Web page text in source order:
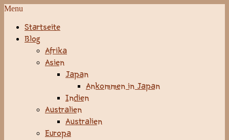
Menu
Startseite
Blog
Afrika
Asien
Japan
Ankommen in Japan
Indien
Australien
Australien
Europa